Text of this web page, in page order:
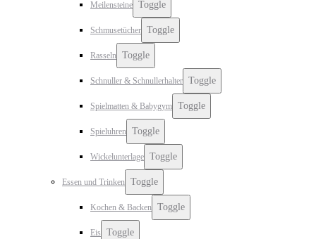
Meilensteine Toggle
Schmusetücher Toggle
Rasseln Toggle
Schnuller & Schnullerhalter Toggle
Spielmatten & Babygym Toggle
Spieluhren Toggle
Wickelunterlage Toggle
Essen und Trinken Toggle
Kochen & Backen Toggle
Eis Toggle